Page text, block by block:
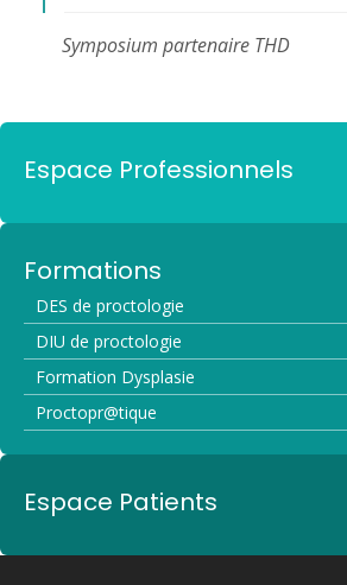
Symposium partenaire THD
Espace Professionnels
Formations
DES de proctologie
DIU de proctologie
Formation Dysplasie
Proctopr@tique
Espace Patients